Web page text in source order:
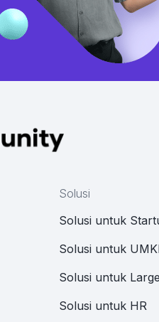
Solusi
Solusi untuk
Solusi untuk
Solusi untuk
Solusi untuk HR